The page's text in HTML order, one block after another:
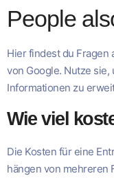
People
Hier findest du Fragen
von Google. Nutze
Informationen zu
Wie viel
Die Kosten für eine
hängen von mehreren